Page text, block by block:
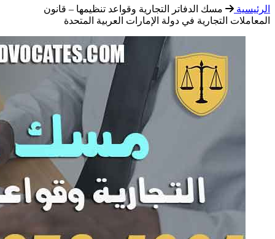
الرئيسية
مسك الدفاتر التجارية وقواعد تنظيمها – قانون
المعاملات التجارية في دولة الإمارات العربية المتحدة